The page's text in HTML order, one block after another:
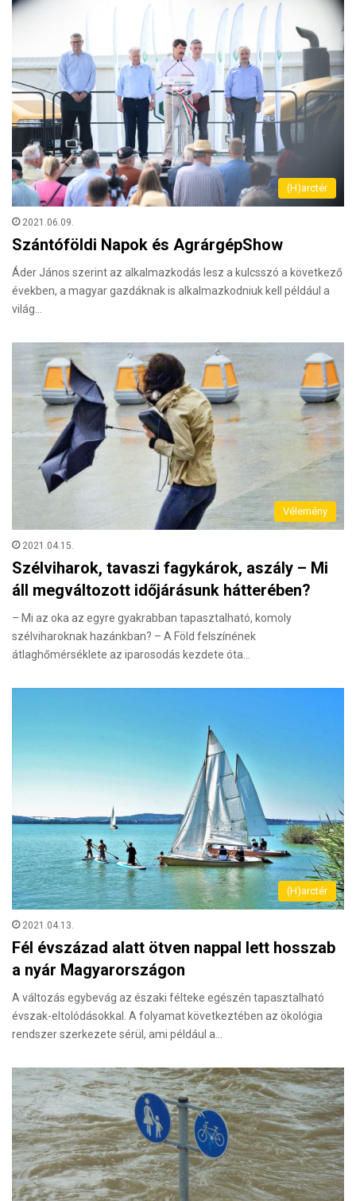
(H)arctér
2021.06.09.
Szántóföldi Napok és AgrárgépShow
Áder János szerint az alkalmazkodás lesz a kulcsszó a következő
években, a magyar gazdáknak is alkalmazkodniuk kell például a
világ…
Vélemény
2021.04.15.
Szélviharok, tavaszi fagykárok, aszály – Mi
áll megváltozott időjárásunk hátterében?
– Mi az oka az egyre gyakrabban tapasztalható, komoly
szélviharoknak hazánkban? – A Föld felszínének
átlaghőmérséklete az iparosodás kezdete óta…
(H)arctér
2021.04.13.
Fél évszázad alatt ötven nappal lett hosszab
a nyár Magyarországon
A változás egybevág az északi félteke egészén tapasztalható
évszak-eltolódásokkal. A folyamat következtében az ökológia
rendszer szerkezete sérül, ami például a…